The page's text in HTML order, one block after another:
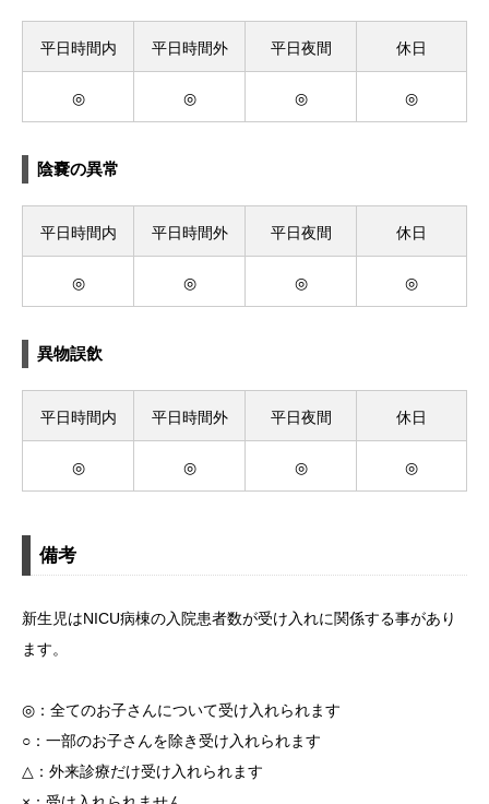
平日時間内 平日時間外 平日夜間 休日
◎ ◎ ◎ ◎
陰嚢の異常
平日時間内 平日時間外 平日夜間 休日
◎ ◎ ◎ ◎
異物誤飲
平日時間内 平日時間外 平日夜間 休日
◎ ◎ ◎ ◎
備考
新生児はNICU病棟の入院患者数が受け入れに関係する事があり
ます。
◎：全てのお子さんについて受け入れられます
○：一部のお子さんを除き受け入れられます
△：外来診療だけ受け入れられます